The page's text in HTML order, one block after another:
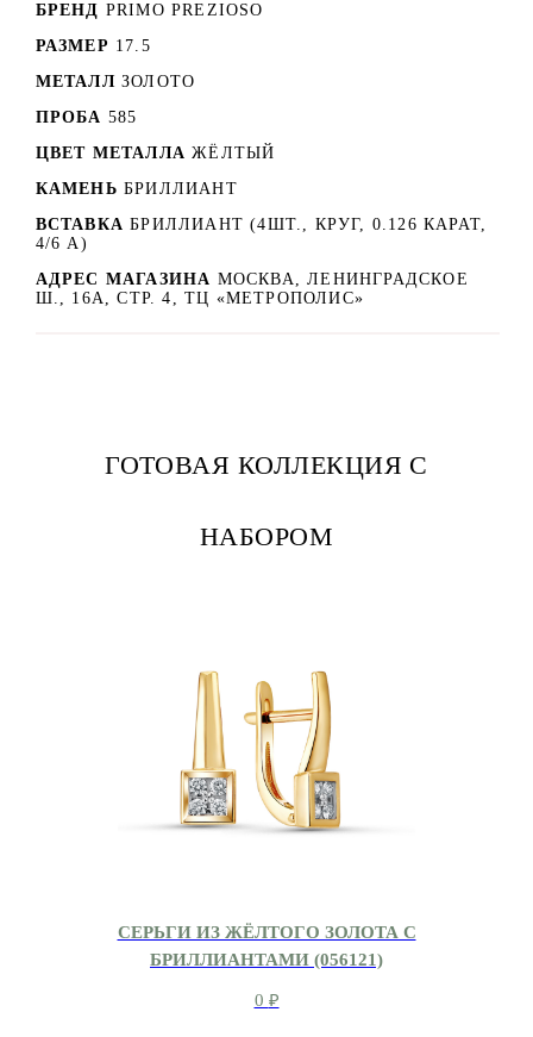
БРЕНД PRIMO PREZIOSO
РАЗМЕР 17.5
МЕТАЛЛ ЗОЛОТО
ПРОБА 585
ЦВЕТ МЕТАЛЛА ЖЁЛТЫЙ
КАМЕНЬ БРИЛЛИАНТ
ВСТАВКА БРИЛЛИАНТ (4ШТ., КРУГ, 0.126 КАРАТ,
4/6 А)
АДРЕС МАГАЗИНА МОСКВА, ЛЕНИНГРАДСКОЕ
Ш., 16А, СТР. 4, ТЦ «МЕТРОПОЛИС»
ГОТОВАЯ КОЛЛЕКЦИЯ С
НАБОРОМ
СЕРЬГИ ИЗ ЖЁЛТОГО ЗОЛОТА С
БРИЛЛИАНТАМИ (056121)
0 ₽